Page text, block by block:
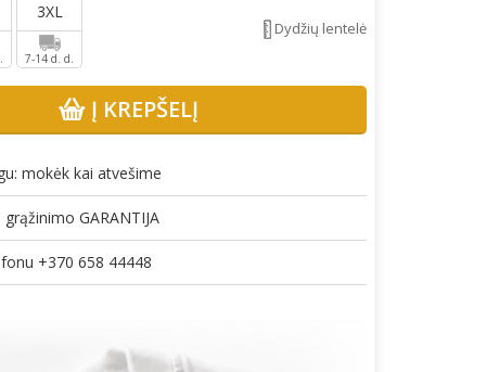
Dydžių lentelė
3XL
7-14 d. d.
Į KREPŠELĮ
mokėk kai atvešime
GARANTIJA
+370 658 44448